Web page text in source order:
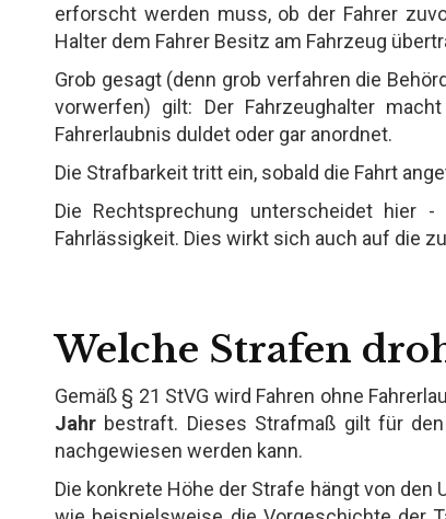
erforscht werden muss, ob der Fahrer
Halter dem Fahrer Besitz am Fahrzeug
Grob gesagt (denn grob verfahren die
vorwerfen) gilt: Der Fahrzeughalter
Fahrerlaubnis duldet oder gar anordnet.
Die Strafbarkeit tritt ein, sobald die Fahrt
Die Rechtsprechung unterscheidet hier
Fahrlässigkeit. Dies wirkt sich auch auf die
Welche Strafen
Gemäß § 21 StVG wird Fahren ohne
Jahr bestraft. Dieses Strafmaß gilt für
nachgewiesen werden kann.
Die konkrete Höhe der Strafe hängt von den